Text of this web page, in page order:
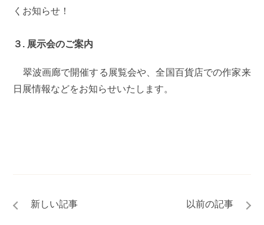
くお知らせ！
３. 展示会のご案内
翠波画廊で開催する展覧会や、全国百貨店での作家来
日展情報などをお知らせいたします。